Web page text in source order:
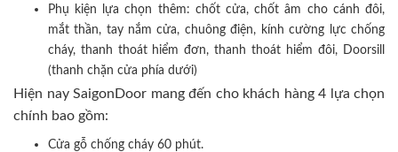
Phụ kiện lựa chọn thêm: chốt cửa, chốt âm cho cánh đôi,
mắt thần, tay nắm cửa, chuông điện, kính cường lực chống
cháy, thanh thoát hiểm đơn, thanh thoát hiểm đôi, Doorsill
(thanh chặn cửa phía dưới)
Hiện nay SaigonDoor mang đến cho khách hàng 4 lựa chọn
chính bao gồm:
Cửa gỗ chống cháy 60 phút.